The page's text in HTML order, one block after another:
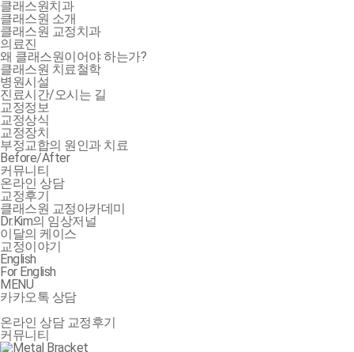
클래스원치과
클래스원 소개
클래스원 교정치과
의료진
왜 클래스원이어야 하는가?
클래스원 치료철학
병원시설
진료시간/오시는 길
교정정보
교정상식
교정장치
부정교합의 원인과 치료
Before/After
커뮤니티
온라인 상담
교정후기
클래스원 교정아카데미
Dr.Kim의 임상저널
이달의 케이스
교정이야기
English
For English
MENU
카카오톡 상담
온라인 상담 교정후기
커뮤니티